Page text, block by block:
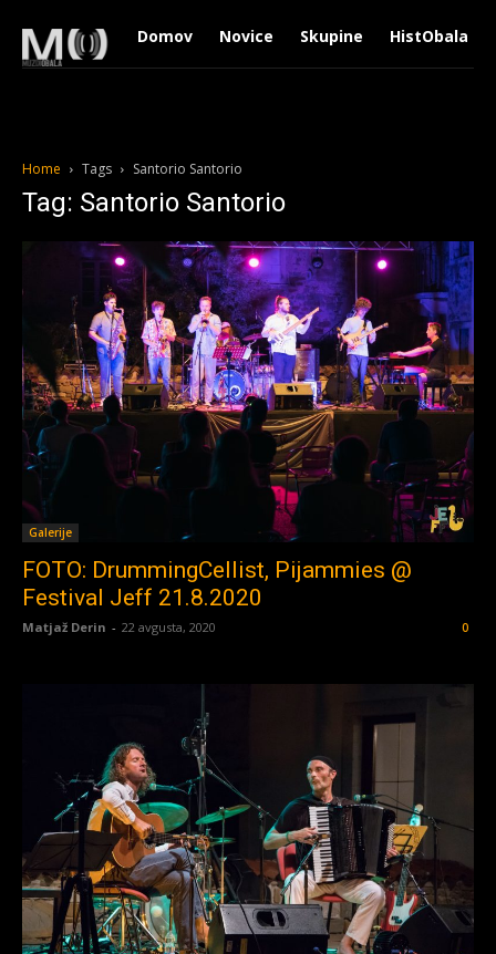
Domov Novice Skupine HistObala
Home Tags Santorio Santorio
Tag: Santorio Santorio
Galerije
FOTO: DrummingCellist, Pijammies @
Festival Jeff 21.8.2020
Matjaž Derin - 22 avgusta, 2020 0